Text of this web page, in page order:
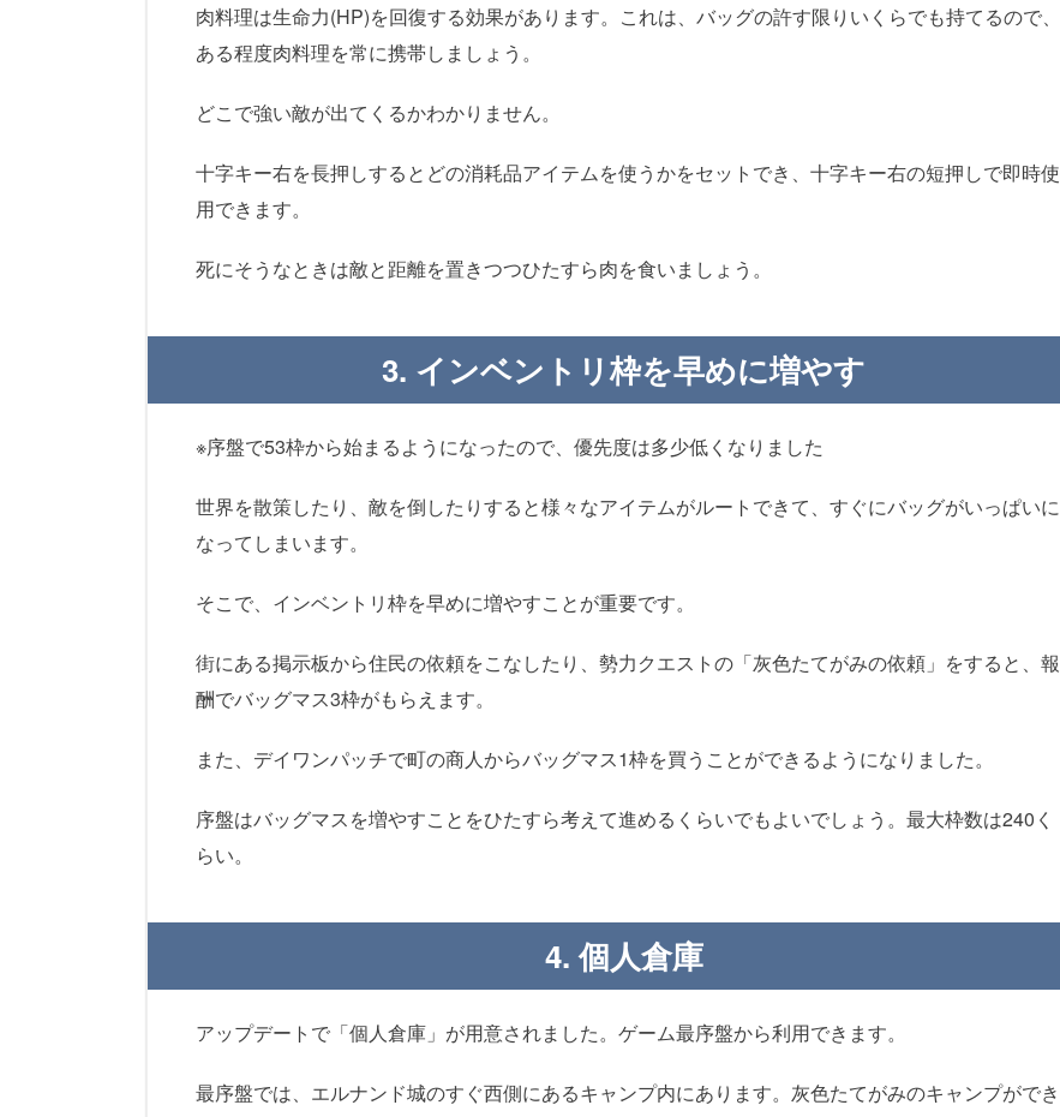
肉料理は生命力(HP)を回復する効果があります。これは、バッグの許す限りいくらでも持てるので、
ある程度肉料理を常に携帯しましょう。
どこで強い敵が出てくるかわかりません。
十字キー右を長押しするとどの消耗品アイテムを使うかをセットでき、十字キー右の短押しで即時使
用できます。
死にそうなときは敵と距離を置きつつひたすら肉を食いましょう。
3. インベントリ枠を早めに増やす
※序盤で53枠から始まるようになったので、優先度は多少低くなりました
世界を散策したり、敵を倒したりすると様々なアイテムがルートできて、すぐにバッグがいっぱいに
なってしまいます。
そこで、インベントリ枠を早めに増やすことが重要です。
街にある掲示板から住民の依頼をこなしたり、勢力クエストの「灰色たてがみの依頼」をすると、報
酬でバッグマス3枠がもらえます。
また、デイワンパッチで町の商人からバッグマス1枠を買うことができるようになりました。
序盤はバッグマスを増やすことをひたすら考えて進めるくらいでもよいでしょう。最大枠数は240く
らい。
4. 個人倉庫
アップデートで「個人倉庫」が用意されました。ゲーム最序盤から利用できます。
最序盤では、エルナンド城のすぐ西側にあるキャンプ内にあります。灰色たてがみのキャンプができ